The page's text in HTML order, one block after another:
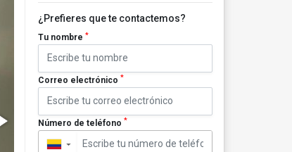
¿Prefieres que te contactemos?
Tu nombre *
Correo electrónico *
Número de teléfono *
▼